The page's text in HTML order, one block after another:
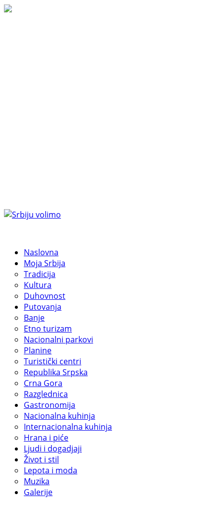
Naslovna
Moja Srbija
Tradicija
Kultura
Duhovnost
Putovanja
Banje
Etno turizam
Nacionalni parkovi
Planine
Turistički centri
Republika Srpska
Crna Gora
Razglednica
Gastronomija
Nacionalna kuhinja
Internacionalna kuhinja
Hrana i piće
Ljudi i dogadjaji
Život i stil
Lepota i moda
Muzika
Galerije